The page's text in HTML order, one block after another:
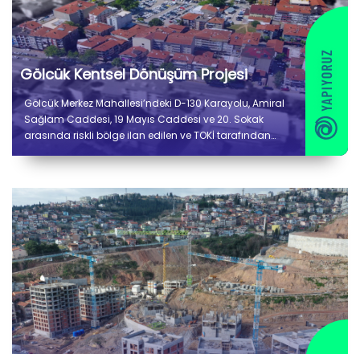
Gölcük Kentsel Dönüşüm Projesi
Gölcük Merkez Mahallesi’ndeki D-130 Karayolu, Amiral
Sağlam Caddesi, 19 Mayıs Caddesi ve 20. Sokak
arasında riskli bölge ilan edilen ve TOKİ tarafından
suyu, kanalizasyon ve yağmur suyu gibi altyapı
doğalgaz gibi hizmetlerin koordinasyonunu
sağlıyoruz. Proje kapsamındaki 75 milyon liralık katkıyı
100 milyon liraya çıkardık.